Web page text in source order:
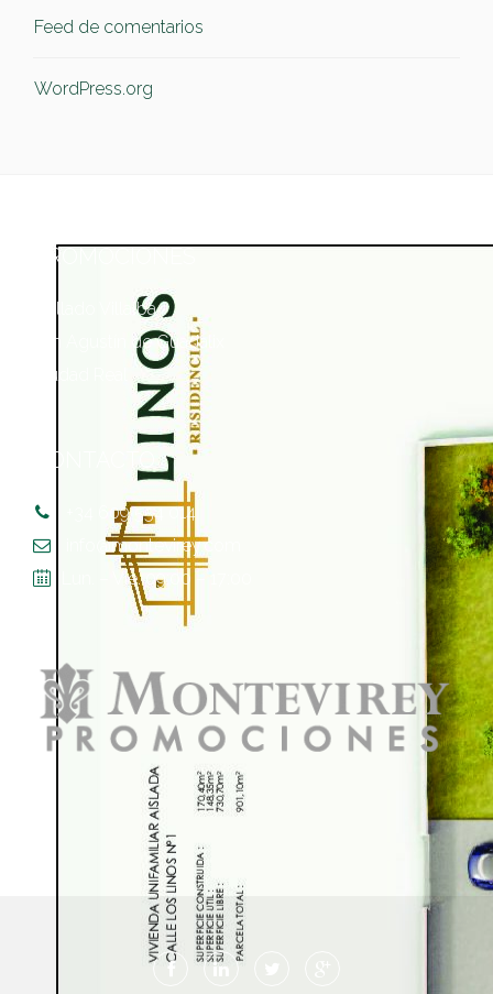
Feed de comentarios
WordPress.org
PROMOCIONES
Collado Villalba
San Agustín de Guadalix
Ciudad Real
CONTACTO
+34 609 554 014
info@montevirey.com
Lun. – Vie. 09:00 – 17:00